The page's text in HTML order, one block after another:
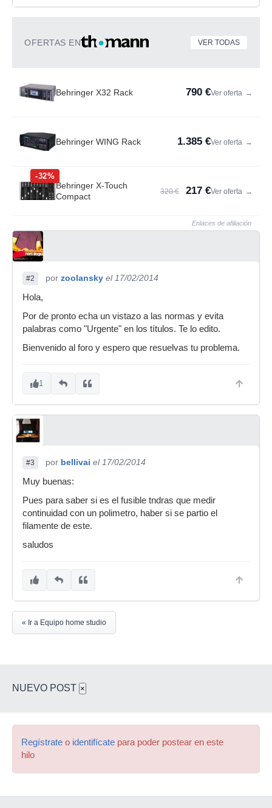
OFERTAS EN VER TODAS
Behringer X32 Rack 790 €Ver oferta →
Behringer WING Rack 1.385 €Ver oferta →
-32%
Behringer X-Touch
Compact
320 € 217 €Ver oferta →
Enlaces de afiliación
#2 por zoolansky el 17/02/2014
Hola,
Por de pronto echa un vistazo a las normas y evita
palabras como "Urgente" en los títulos. Te lo edito.
Bienvenido al foro y espero que resuelvas tu problema.
1
#3 por bellivai el 17/02/2014
Muy buenas:
Pues para saber si es el fusible tndras que medir
continuidad con un polimetro, haber si se partio el
filamente de este.
saludos
« Ir a Equipo home studio
NUEVO POST ×
Regístrate o identifícate para poder postear en este
hilo